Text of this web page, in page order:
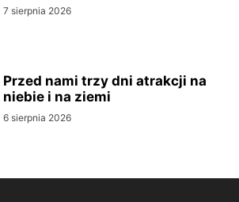
7 sierpnia 2026
Przed nami trzy dni atrakcji na
niebie i na ziemi
6 sierpnia 2026